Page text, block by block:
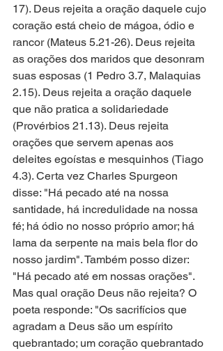
17). Deus rejeita a oração daquele cujo
coração está cheio de mágoa, ódio e
rancor (Mateus 5.21-26). Deus rejeita
as orações dos maridos que desonram
suas esposas (1 Pedro 3.7, Malaquias
2.15). Deus rejeita a oração daquele
que não pratica a solidariedade
(Provérbios 21.13). Deus rejeita
orações que servem apenas aos
deleites egoístas e mesquinhos (Tiago
4.3). Certa vez Charles Spurgeon
disse: "Há pecado até na nossa
santidade, há incredulidade na nossa
fé; há ódio no nosso próprio amor; há
lama da serpente na mais bela flor do
nosso jardim". Também posso dizer:
"Há pecado até em nossas orações".
Mas qual oração Deus não rejeita? O
poeta responde: "Os sacrifícios que
agradam a Deus são um espírito
quebrantado; um coração quebrantado